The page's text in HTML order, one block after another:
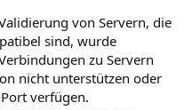
von Servern, die
sind, wurde
zu Servern
nicht unterstützen oder
verfügen.